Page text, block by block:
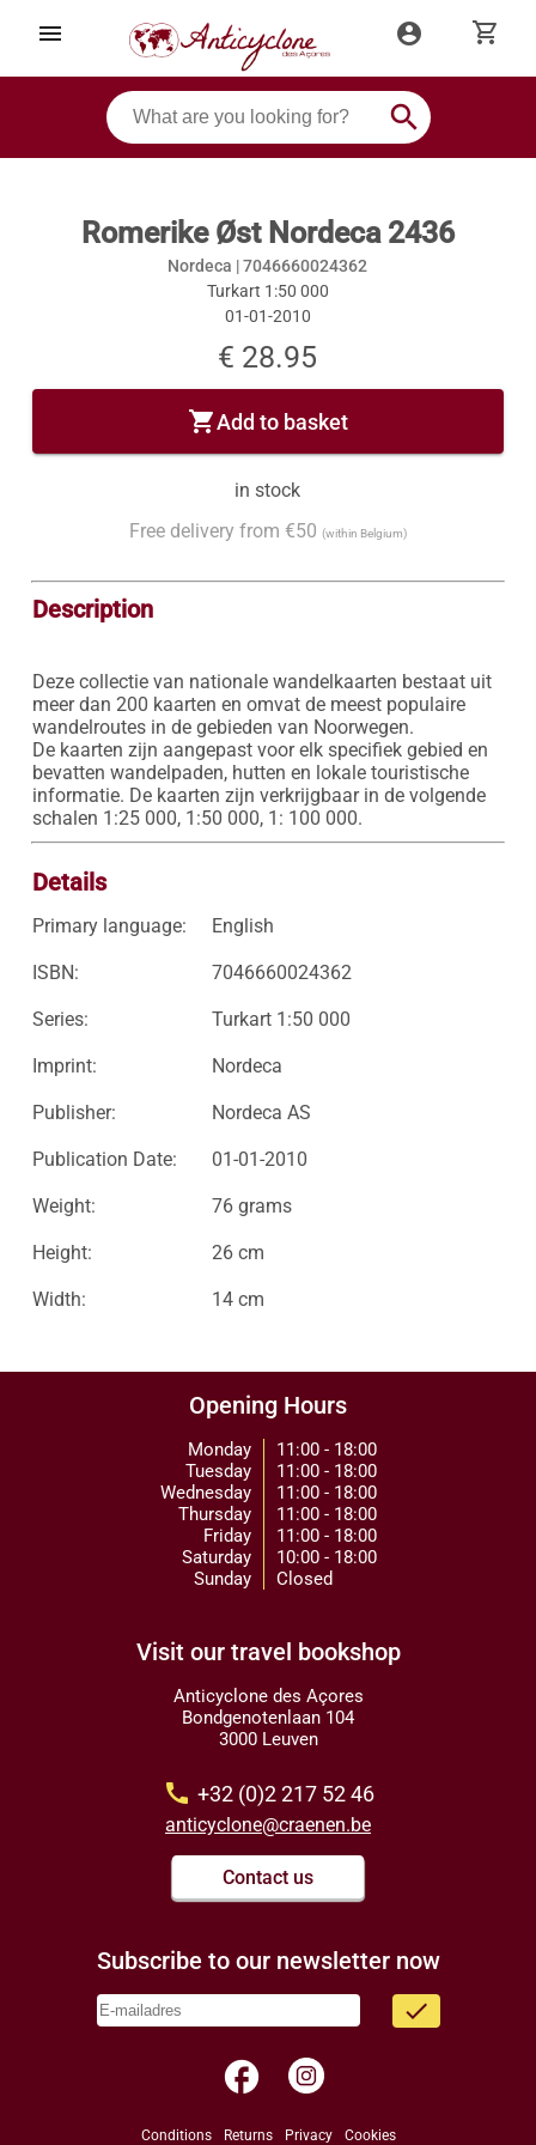
menu account_circle shopping_cart
search
Romerike Øst Nordeca 2436
Nordeca |7046660024362
Turkart 1:50 000
01-01-2010
€ 28.95
shopping_cartAdd to basket
in stock
Free delivery from €50 (within Belgium)
Description
Deze collectie van nationale wandelkaarten bestaat uit
meer dan 200 kaarten en omvat de meest populaire
wandelroutes in de gebieden van Noorwegen.
De kaarten zijn aangepast voor elk specifiek gebied en
bevatten wandelpaden, hutten en lokale touristische
informatie. De kaarten zijn verkrijgbaar in de volgende
schalen 1:25 000, 1:50 000, 1: 100 000.
Details
Primary language: English
ISBN: 7046660024362
Series: Turkart 1:50 000
Imprint: Nordeca
Publisher: Nordeca AS
Publication Date: 01-01-2010
Weight: 76 grams
Height: 26 cm
Width: 14 cm
Opening Hours
Monday
Tuesday
Wednesday
Thursday
Friday
Saturday
Sunday
11:00 - 18:00
11:00 - 18:00
11:00 - 18:00
11:00 - 18:00
11:00 - 18:00
10:00 - 18:00
Closed
Visit our travel bookshop
Anticyclone des Açores
Bondgenotenlaan 104
3000 Leuven
call +32 (0)2 217 52 46
anticyclone@craenen.be
Contact us
Subscribe to our newsletter now
done
facebook
Conditions Returns Privacy Cookies